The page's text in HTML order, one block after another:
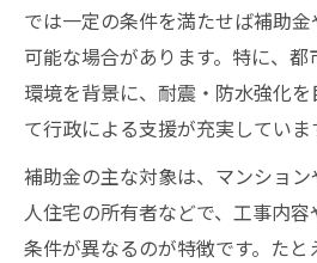
では一定の条件を満たせば補助
可能な場合があります。特に、
環境を背景に、耐震・防水強化
て行政による支援が充実していま
補助金の主な対象は、マンショ
人住宅の所有者などで、工事内
条件が異なるのが特徴です。た